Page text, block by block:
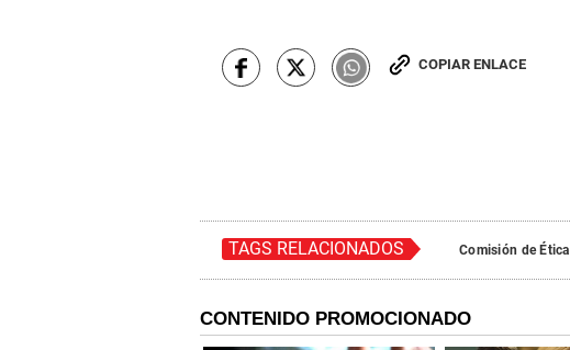
COPIAR ENLACE
TAGS RELACIONADOS Comisión de Ética